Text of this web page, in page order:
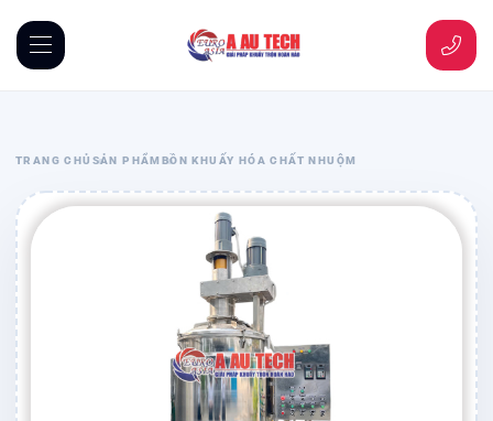
TRANG CHỦ SẢN PHẨM BỒN KHUẤY HÓA CHẤT NHUỘM